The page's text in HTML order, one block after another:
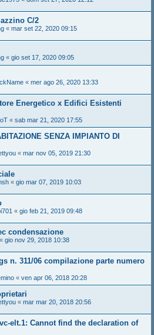
C/2
« mar set 22, 2020 09:15
« gio set 17, 2020 09:05
« mer ago 26, 2020 13:33
Energetico x Edifici Esistenti
« sab mar 21, 2020 17:55
SENZA IMPIANTO DI
« mar nov 05, 2019 21:30
« gio mar 07, 2019 10:03
« gio feb 21, 2019 09:48
condensazione
« gio nov 29, 2018 10:38
n. 311/06 compilazione parte numero
« ven apr 06, 2018 20:28
« mar mar 20, 2018 20:56
elt.1: Cannot find the declaration of